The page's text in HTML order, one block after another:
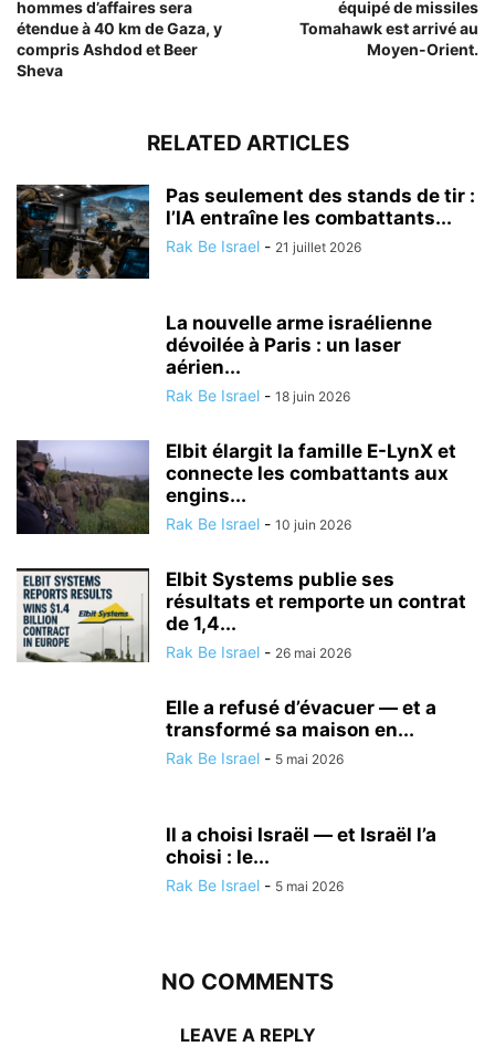
hommes d’affaires sera
étendue à 40 km de Gaza, y
compris Ashdod et Beer
Sheva
équipé de missiles
Tomahawk est arrivé au
Moyen-Orient.
RELATED ARTICLES
Pas seulement des stands de tir :
l’IA entraîne les combattants...
Rak Be Israel - 21 juillet 2026
La nouvelle arme israélienne
dévoilée à Paris : un laser
aérien...
Rak Be Israel - 18 juin 2026
Elbit élargit la famille E-LynX et
connecte les combattants aux
engins...
Rak Be Israel - 10 juin 2026
Elbit Systems publie ses
résultats et remporte un contrat
de 1,4...
Rak Be Israel - 26 mai 2026
Elle a refusé d’évacuer — et a
transformé sa maison en...
Rak Be Israel - 5 mai 2026
Il a choisi Israël — et Israël l’a
choisi : le...
Rak Be Israel - 5 mai 2026
NO COMMENTS
LEAVE A REPLY